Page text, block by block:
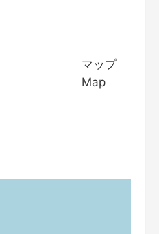
マップ
Map